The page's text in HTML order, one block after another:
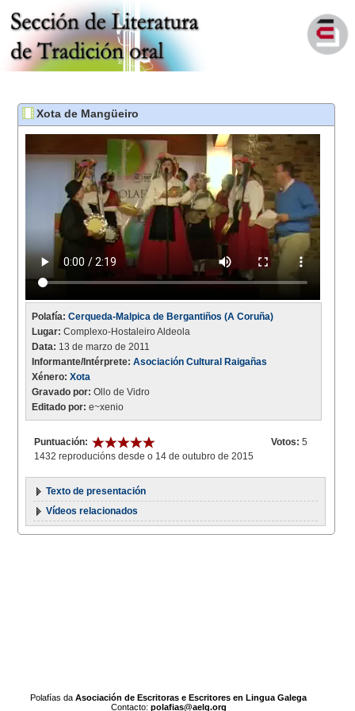
Xota de Mangüeiro
Polafía: Cerqueda-Malpica de Bergantiños (A Coruña)
Lugar: Complexo-Hostaleiro Aldeola
Data: 13 de marzo de 2011
Informante/Intérprete: Asociación Cultural Raigañas
Xénero: Xota
Gravado por: Ollo de Vidro
Editado por: e~xenio
Puntuación: Votos: 5
1432 reproducións desde o 14 de outubro de 2015
Texto de presentación
Vídeos relacionados
Polafías daAsociación de Escritoras e Escritores en Lingua Galega
Contacto: polafias@aelg.org